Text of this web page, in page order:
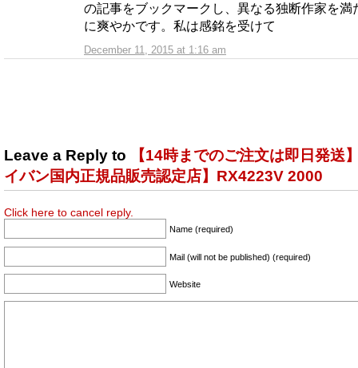
December 11, 2015 at 1:16 am
の記事をブックマークし、異なる独断作家を満
に爽やかです。私は感銘を受けて
Leave a Reply to
【14時までのご注文は即日発送
イバン国内正規品販売認定店】RX4223V 2000
Click here to cancel reply.
Name (required)
Mail (will not be published) (required)
Website